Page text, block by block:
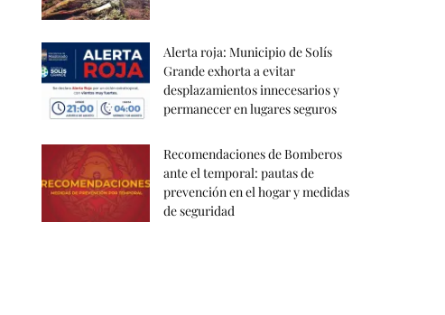
Alerta roja: Municipio de Solís
Grande exhorta a evitar
desplazamientos innecesarios y
permanecer en lugares seguros
Recomendaciones de Bomberos
ante el temporal: pautas de
prevención en el hogar y medidas
de seguridad